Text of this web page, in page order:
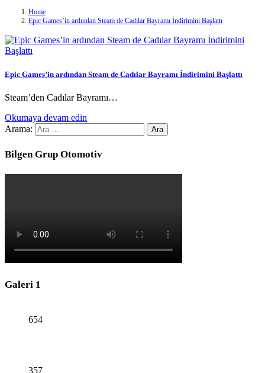
Home
Epic Games’in ardından Steam de Cadılar Bayramı İndirimini Başlattı
Epic Games’in ardından Steam de Cadılar Bayramı İndirimini Başlattı
Steam’den Cadılar Bayramı…
Okumaya devam edin
Arama:
Bilgen Grup Otomotiv
Galeri 1
654
357